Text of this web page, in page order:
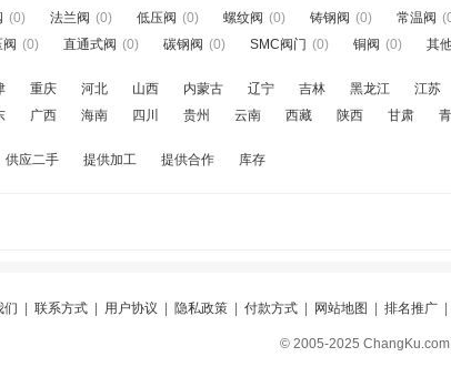
(0) 法兰阀 (0) 低压阀 (0) 螺纹阀 (0) 铸钢阀 (0) 常温阀
(0) 直通式阀 (0) 碳钢阀 (0) SMC阀门 (0) 铜阀 (0) 其
重庆 河北 山西 内蒙古 辽宁 吉林 黑龙江 江苏
广西 海南 四川 贵州 云南 西藏 陕西 甘肃
供应二手 提供加工 提供合作 库存
们 联系方式| 用户协议 隐私政策| 付款方式| 网站地图 排名推广|
© 2005-2025